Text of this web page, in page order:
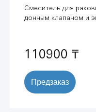
Смеситель для
донным клапаном и
110900 ₸
Предзаказ